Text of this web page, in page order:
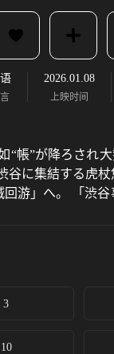
2026.01.08
上映时间
“帳”が降ろさ
谷に集結する
游」へ。 「渋
3
10